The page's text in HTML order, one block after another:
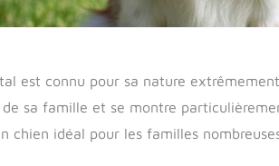
est connu pour sa nature
sa famille et se montre
chien idéal pour les familles